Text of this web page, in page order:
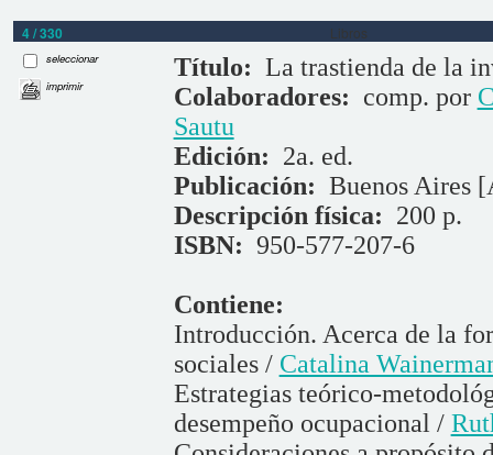
4 / 330 Libros
seleccionar
imprimir
Título: La trastienda de la
Colaboradores: comp. por
Sautu
Edición: 2a. ed.
Publicación: Buenos Aires
Descripción física: 200 p.
ISBN: 950-577-207-6
Contiene:
Introducción. Acerca de la
sociales / Catalina
Estrategias teórico-
desempeño ocupacional /